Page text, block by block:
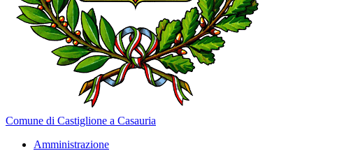
Comune di Castiglione a Casauria
Amministrazione